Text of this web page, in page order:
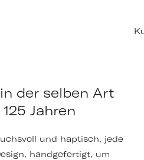
der selben Art
Jahren
und haptisch, jede
handgefertigt, um